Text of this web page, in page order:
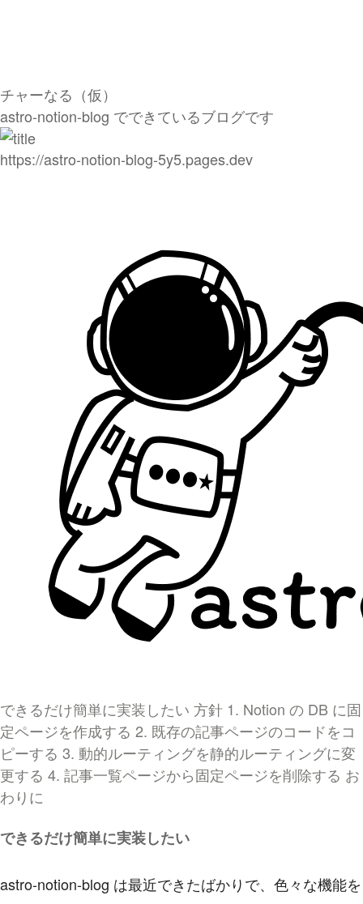
チャーなる（仮）
astro-notion-blog でできているブログです
https://astro-notion-blog-5y5.pages.dev
できるだけ簡単に実装したい 方針 1. Notion の DB に固
定ページを作成する 2. 既存の記事ページのコードをコ
ピーする 3. 動的ルーティングを静的ルーティングに変
更する 4. 記事一覧ページから固定ページを削除する お
わりに
できるだけ簡単に実装したい
astro-notion-blog は最近できたばかりで、色々な機能を